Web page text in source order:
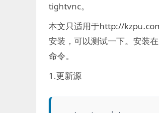
tightvnc。
本文只适用于http://
安装，可以测试一下。安装
命令。
1.更新源